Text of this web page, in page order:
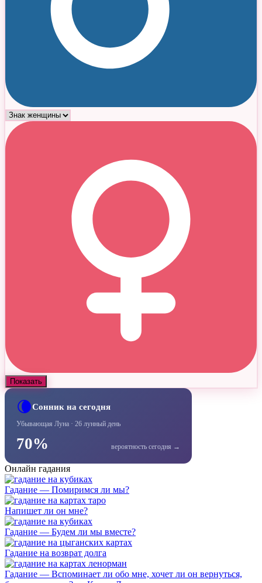
Показать
🌘Сонник на сегодня
Убывающая Луна · 26 лунный день
70% вероятность сегодня →
Онлайн гадания
Гадание — Помиримся ли мы?
Напишет ли он мне?
Гадание — Будем ли мы вместе?
Гадание на возврат долга
Гадание — Вспоминает ли обо мне, хочет ли он вернуться,